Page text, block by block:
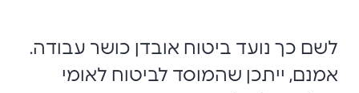
לשם כך נועד ביטוח אובדן כושר עבודה.
אמנם, ייתכן שהמוסד לביטוח לאומי